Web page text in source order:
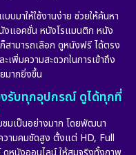
มาให้ใช้งานง่าย ช่วยให้ค้นหา
งแอคชั่น หนังโรแมนติก หนัง
ามารถเลือก ดูหนังฟรี ได้ตรง
เพิ่มความสะดวกในการเข้าถึง
มากยิ่งขึ้น
รับทุกอุปกรณ์ ดูได้ทุกที่
มเป็นอย่างมาก โดยพัฒนา
ามคมชัดสูง ตั้งแต่ HD, Full